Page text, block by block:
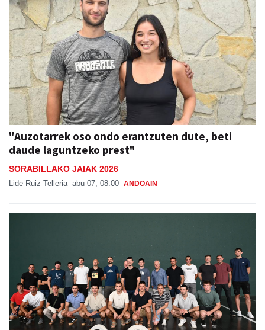
"Auzotarrek oso ondo erantzuten dute, beti
daude laguntzeko prest"
SORABILLAKO JAIAK 2026
Lide Ruiz Telleria abu 07, 08:00 ANDOAIN